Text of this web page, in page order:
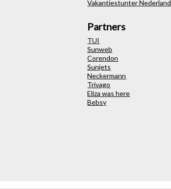
Vakantiestunter Nederland
Partners
TUI
Sunweb
Corendon
Sunjets
Neckermann
Trivago
Eliza was here
Bebsy